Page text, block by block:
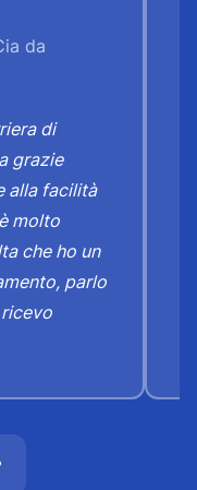
da
di
grazie
alla facilità
molto
che ho un
parlo